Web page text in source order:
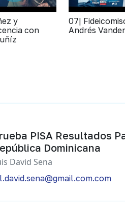
y
con
07|
Andrés
PISA Resultados
Dominicana
David Sena
l.david.sena@gmail.com.com